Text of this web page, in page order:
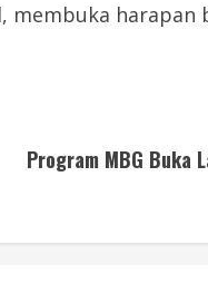
membuka
Program MBG Buka